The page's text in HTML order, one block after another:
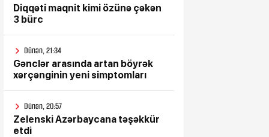
Diqqəti maqnit kimi özünə çəkən
3 bürc
Dünən, 21:34
Gənclər arasında artan böyrək
xərçənginin yeni simptomları
Dünən, 20:57
Zelenski Azərbaycana təşəkkür
etdi